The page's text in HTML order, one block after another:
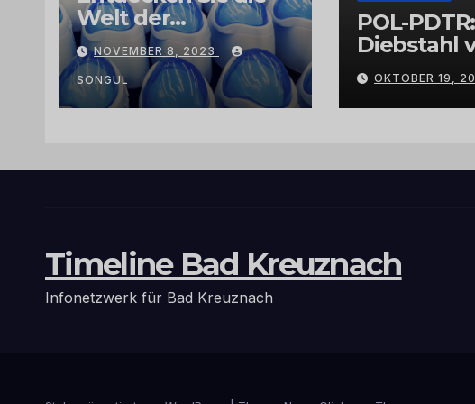
Welt der
Exklusivität:
Arganöl,
Kaktusfeigenkernöl
und
vertrauenswürdige
NOVEMBER 8, 2023
SONGUL
POL-PDTR:
Diebstahl
OKTOBER 19,
Timeline Bad Kreuznach
Infonetzwerk für Bad Kreuznach